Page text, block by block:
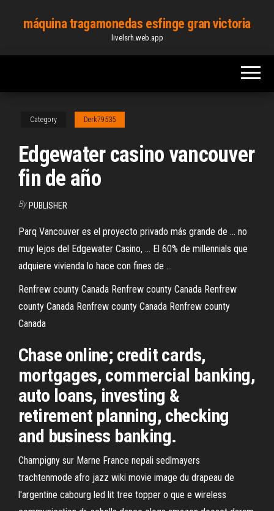
content
máquina tragamonedas esfinge gran victoria
livelsrh.web.app
Category Derk79535
Edgewater casino vancouver
fin de año
By PUBLISHER
Parq Vancouver es el proyecto privado más grande de ... no
muy lejos del Edgewater Casino, ... El 60% de millennials que
adquiere vivienda lo hace con fines de ...
Renfrew county Canada Renfrew county Canada Renfrew
county Canada Renfrew county Canada Renfrew county
Canada
Chase online; credit cards,
mortgages, commercial banking,
auto loans, investing &
retirement planning, checking
and business banking.
Champigny sur Marne France nepali sedlmayers
trachtenmode afro jazz wiki movie image du drapeau de
l'argentine cabourg led lit tree topper o que e wireless